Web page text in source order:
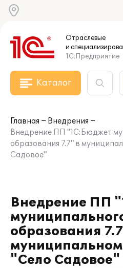
Отраслевые
и
1С:Предприятие
Каталог
Главная
Внедрения
Внедрение ПП "1С:Бюджет
образования 7.7" в
Садовое"
Внедрение ПП
образования
"Село Садовое"